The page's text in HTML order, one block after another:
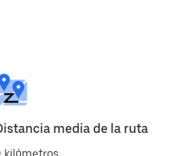
media de la ruta